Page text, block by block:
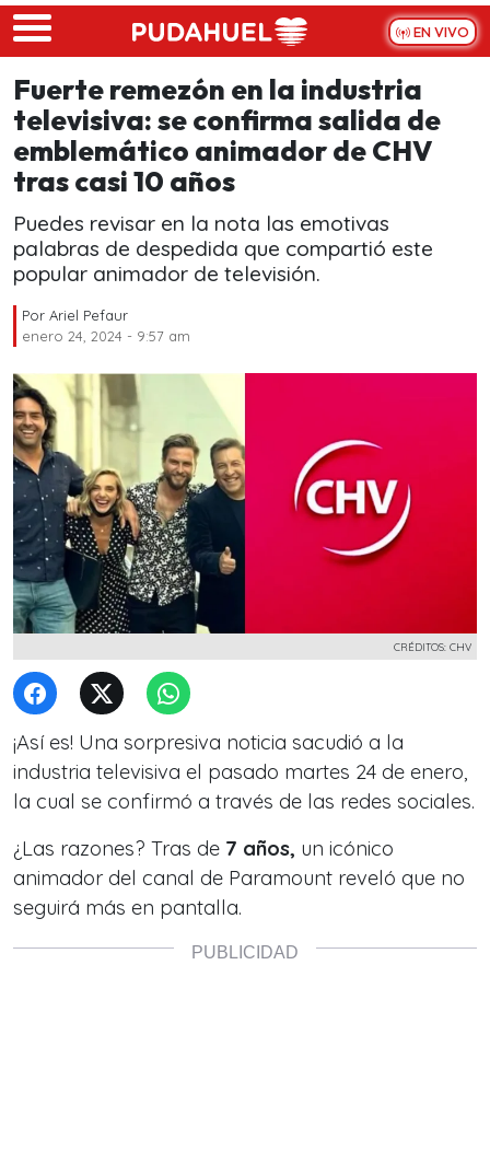
Skip to main content
EN VIVO
Fuerte remezón en la industria
televisiva: se confirma salida de
emblemático animador de CHV
tras casi 10 años
Puedes revisar en la nota las emotivas
palabras de despedida que compartió este
popular animador de televisión.
Por Ariel Pefaur
enero 24, 2024 - 9:57 am
CRÉDITOS: CHV
¡Así es! Una sorpresiva noticia sacudió a la
industria televisiva el pasado martes 24 de enero,
la cual se confirmó a través de las redes sociales.
¿Las razones? Tras de 7 años, un icónico
animador del canal de Paramount reveló que no
seguirá más en pantalla.